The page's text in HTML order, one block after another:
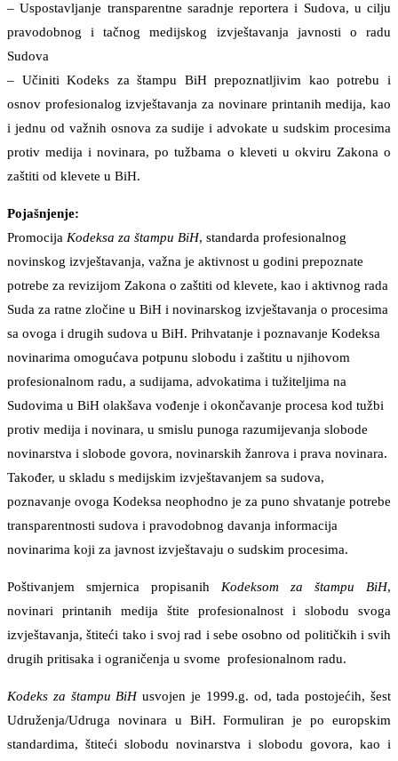
– Uspostavljanje transparentne saradnje reportera i Sudova, u cilju
pravodobnog i tačnog medijskog izvještavanja javnosti o radu
Sudova
– Učiniti Kodeks za štampu BiH prepoznatljivim kao potrebu i
osnov profesionalog izvještavanja za novinare printanih medija, kao
i jednu od važnih osnova za sudije i advokate u sudskim procesima
protiv medija i novinara, po tužbama o kleveti u okviru Zakona o
zaštiti od klevete u BiH.
Pojašnjenje:
Promocija Kodeksa za štampu BiH, standarda profesionalnog
novinskog izvještavanja, važna je aktivnost u godini prepoznate
potrebe za revizijom Zakona o zaštiti od klevete, kao i aktivnog rada
Suda za ratne zločine u BiH i novinarskog izvještavanja o procesima
sa ovoga i drugih sudova u BiH. Prihvatanje i poznavanje Kodeksa
novinarima omogućava potpunu slobodu i zaštitu u njihovom
profesionalnom radu, a sudijama, advokatima i tužiteljima na
Sudovima u BiH olakšava vođenje i okončavanje procesa kod tužbi
protiv medija i novinara, u smislu punoga razumijevanja slobode
novinarstva i slobode govora, novinarskih žanrova i prava novinara.
Također, u skladu s medijskim izvještavanjem sa sudova,
poznavanje ovoga Kodeksa neophodno je za puno shvatanje potrebe
transparentnosti sudova i pravodobnog davanja informacija
novinarima koji za javnost izvještavaju o sudskim procesima.
Poštivanjem smjernica propisanih Kodeksom za štampu BiH,
novinari printanih medija štite profesionalnost i slobodu svoga
izvještavanja, štiteći tako i svoj rad i sebe osobno od političkih i svih
drugih pritisaka i ograničenja u svome profesionalnom radu.
Kodeks za štampu BiHusvojen je 1999.g. od, tada postojećih, šest
Udruženja/Udruga novinara u BiH. Formuliran je po europskim
standardima, štiteći slobodu novinarstva i slobodu govora, kao i